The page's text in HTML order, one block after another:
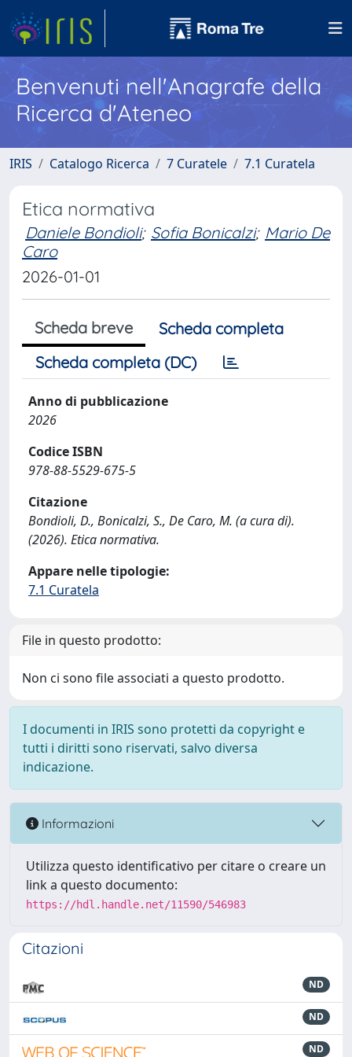
Benvenuti nell'Anagrafe della
Ricerca d'Ateneo
IRIS Catalogo Ricerca 7 Curatele 7.1 Curatela
Etica normativa
Daniele Bondioli; Sofia Bonicalzi; Mario De
Caro
2026-01-01
Scheda breve
Scheda completa
Scheda completa (DC)
Anno di pubblicazione
2026
Codice ISBN
978-88-5529-675-5
Citazione
Bondioli, D., Bonicalzi, S., De Caro, M. (a cura di).
(2026). Etica normativa.
Appare nelle tipologie:
7.1 Curatela
File in questo prodotto:
Non ci sono file associati a questo prodotto.
I documenti in IRIS sono protetti da copyright e
tutti i diritti sono riservati, salvo diversa
indicazione.
Informazioni
Utilizza questo identificativo per citare o creare un
link a questo documento:
https://hdl.handle.net/11590/546983
Citazioni
ND
ND
ND